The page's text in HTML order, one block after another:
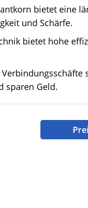
bietet eine
und Schärfe.
bietet hohe
sparen Geld.